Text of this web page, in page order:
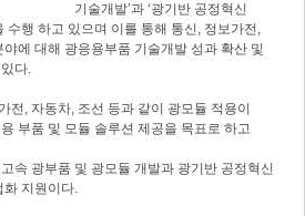
기술개발’과 ‘광기반 공정혁신
수행 하고 있으며 이를 통해 통신, 정보가전,
에 대해 광응용부품 기술개발 성과 확산 및
다.
전, 자동차, 조선 등과 같이 광모듈 적용이
부품 및 모듈 솔루션 제공을 목표로 하고
속 광부품 및 광모듈 개발과 광기반 공정혁신
화 지원이다.